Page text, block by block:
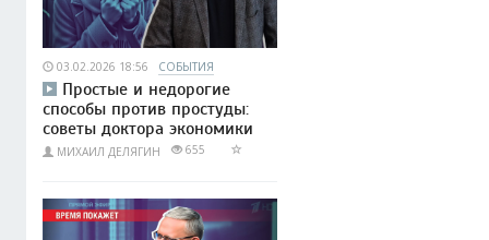
03.02.2026 18:56 СОБЫТИЯ
Простые и недорогие
способы против простуды:
советы доктора экономики
МИХАИЛ ДЕЛЯГИН 655